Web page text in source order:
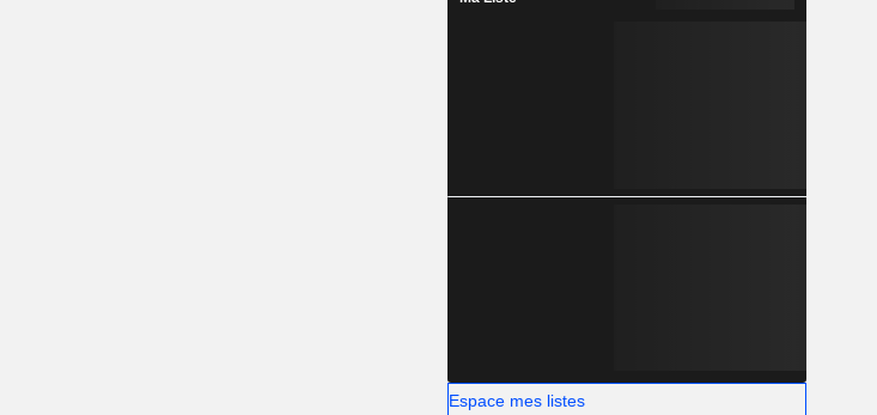
Espace mes listes